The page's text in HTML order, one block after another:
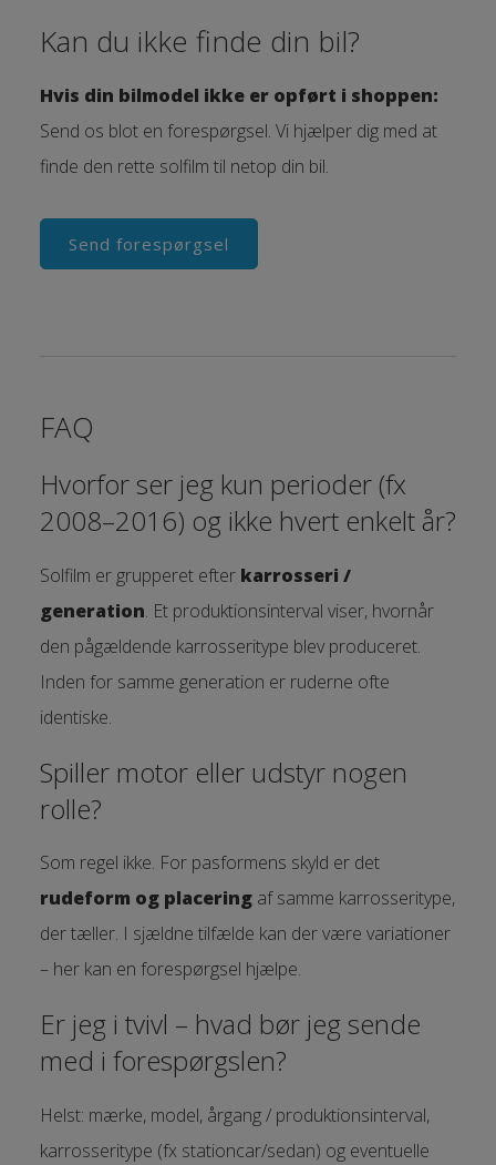
Kan du ikke finde din bil?
Hvis din bilmodel ikke er opført i shoppen:
Send os blot en forespørgsel. Vi hjælper dig med at
finde den rette solfilm til netop din bil.
Send forespørgsel
FAQ
Hvorfor ser jeg kun perioder (fx
2008–2016) og ikke hvert enkelt år?
Solfilm er grupperet efter karrosseri /
generation. Et produktionsinterval viser, hvornår
den pågældende karrosseritype blev produceret.
Inden for samme generation er ruderne ofte
identiske.
Spiller motor eller udstyr nogen
rolle?
Som regel ikke. For pasformens skyld er det
rudeform og placering af samme karrosseritype,
der tæller. I sjældne tilfælde kan der være variationer
– her kan en forespørgsel hjælpe.
Er jeg i tvivl – hvad bør jeg sende
med i forespørgslen?
Helst: mærke, model, årgang / produktionsinterval,
karrosseritype (fx stationcar/sedan) og eventuelle